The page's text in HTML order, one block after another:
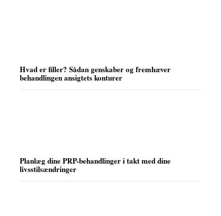
Hvad er filler? Sådan genskaber og fremhæver
behandlingen ansigtets konturer
Planlæg dine PRP-behandlinger i takt med dine
livsstilsændringer